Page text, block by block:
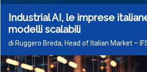
Industrial AI, le imprese
modelli scalabili
di Ruggero Breda, Head of Italian Market –